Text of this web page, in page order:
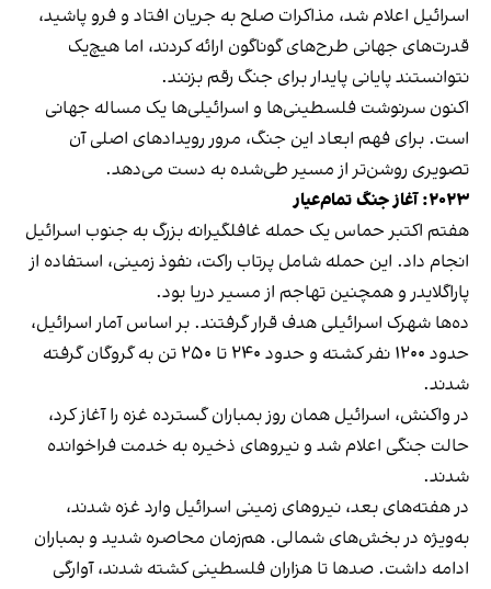
اسرائیل اعلام شد، مذاکرات صلح به جریان افتاد و فرو پاشید،
قدرت‌های جهانی طرح‌های گوناگون ارائه کردند، اما هیچ‌یک
نتوانستند پایانی پایدار برای جنگ رقم بزنند.
اکنون سرنوشت فلسطینی‌ها و اسرائیلی‌ها یک مساله‌ جهانی
است. برای فهم ابعاد این جنگ، مرور رویدادهای اصلی آن
تصویری روشن‌تر از مسیر طی‌شده به دست می‌دهد.
۲۰۲۳: آغاز جنگ تمام‌عیار
هفتم اکتبر حماس یک حمله غافلگیرانه بزرگ به جنوب اسرائیل
انجام داد. این حمله شامل پرتاب راکت، نفوذ زمینی، استفاده از
پاراگلایدر و همچنین تهاجم از مسیر دریا بود.
ده‌ها شهرک اسرائیلی هدف قرار گرفتند. بر اساس آمار اسرائیل،
حدود ۱۲۰۰ نفر کشته و حدود ۲۴۰ تا ۲۵۰ تن به گروگان گرفته
شدند.
در واکنش، اسرائیل همان روز بمباران گسترده غزه را آغاز کرد،
حالت جنگی اعلام شد و نیروهای ذخیره به خدمت فراخوانده
شدند.
در هفته‌های بعد، نیروهای زمینی اسرائیل وارد غزه شدند،
به‌ویژه در بخش‌های شمالی. هم‌زمان محاصره شدید و بمباران
ادامه داشت. صدها تا هزاران فلسطینی کشته شدند، آوارگی